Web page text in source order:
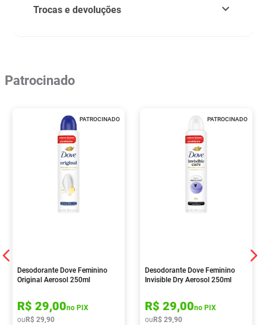
Trocas e devoluções
Patrocinado
PATROCINADO
Desodorante Dove Feminino
Original Aerosol 250ml
R$ 29,00no PIX
ou R$ 29,90
PATROCINADO
Desodorante Dove Feminino
Invisible Dry Aerosol 250ml
R$ 29,00no PIX
ou R$ 29,90